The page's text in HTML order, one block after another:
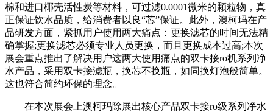
棉和进口椰壳活性炭等材料，可过滤0.0001微米的颗粒物，真
正保证饮水品质，给消费者以良“芯”保证。此外，澳柯玛在产
品研发方面，紧抓用户使用两大痛点：更换滤芯的时间无法精
确掌握;更换滤芯必须专业人员更换，而且更换成本过高;本次
展会重点推出了解决用户这两大使用痛点的双卡接ro机系列净
水产品，采用双卡接滤瓶，换芯不换瓶，如同换灯泡般简单。
这也符合简约环保的理念。
在本次展会上澳柯玛除展出核心产品双卡接ro级系列净水